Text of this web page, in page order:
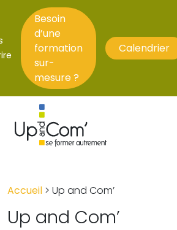
Besoin
d’une
formation
sur-
mesure ?
Calendrier
Accueil > Up and Com’
Up and Com’